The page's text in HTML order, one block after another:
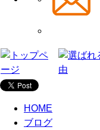
HOME
ブログ